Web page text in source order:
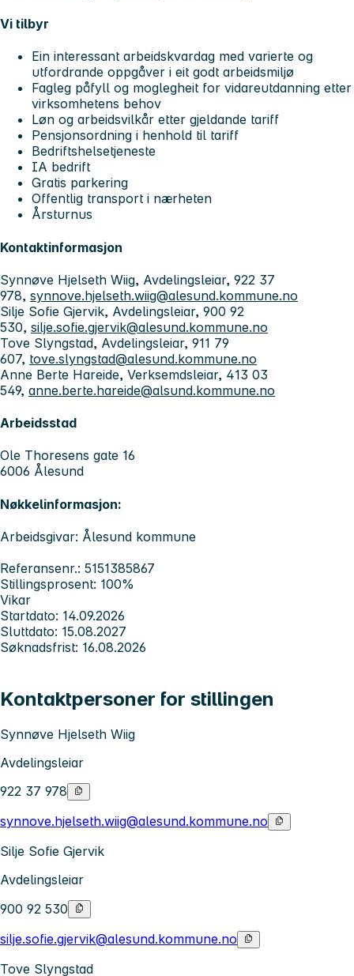
Vi tilbyr
Ein interessant arbeidskvardag med varierte og
utfordrande oppgåver i eit godt arbeidsmiljø
Fagleg påfyll og moglegheit for vidareutdanning etter
virksomhetens behov
Løn og arbeidsvilkår etter gjeldande tariff
Pensjonsordning i henhold til tariff
Bedriftshelsetjeneste
IA bedrift
Gratis parkering
Offentlig transport i nærheten
Årsturnus
Kontaktinformasjon
Synnøve Hjelseth Wiig, Avdelingsleiar, 922 37
978, synnove.hjelseth.wiig@alesund.kommune.no
Silje Sofie Gjervik, Avdelingsleiar, 900 92
530, silje.sofie.gjervik@alesund.kommune.no
Tove Slyngstad, Avdelingsleiar, 911 79
607, tove.slyngstad@alesund.kommune.no
Anne Berte Hareide, Verksemdsleiar, 413 03
549, anne.berte.hareide@alsund.kommune.no
Arbeidsstad
Ole Thoresens gate 16
6006 Ålesund
Nøkkelinformasjon:
Arbeidsgivar: Ålesund kommune
Referansenr.: 5151385867
Stillingsprosent: 100%
Vikar
Startdato: 14.09.2026
Sluttdato: 15.08.2027
Søknadsfrist: 16.08.2026
Kontaktpersoner for stillingen
Synnøve Hjelseth Wiig
Avdelingsleiar
922 37 978
synnove.hjelseth.wiig@alesund.kommune.no
Silje Sofie Gjervik
Avdelingsleiar
900 92 530
silje.sofie.gjervik@alesund.kommune.no
Tove Slyngstad